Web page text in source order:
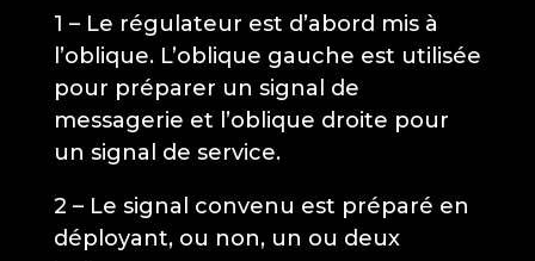
1 – Le régulateur est d’abord mis à
l’oblique. L’oblique gauche est utilisée
pour préparer un signal de
messagerie et l’oblique droite pour
un signal de service.
2 – Le signal convenu est préparé en
déployant, ou non, un ou deux